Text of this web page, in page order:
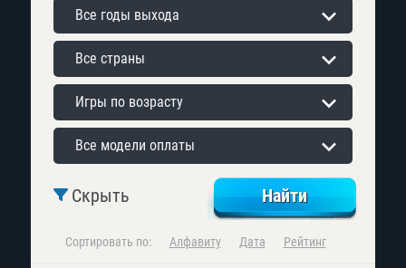
Все годы выхода
Все страны
Игры по возрасту
Все модели оплаты
Скрыть
Сортировать по: Алфавиту Дата Рейтинг